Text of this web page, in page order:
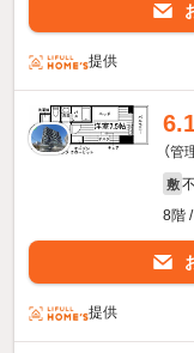
提供
（管
敷
8階
提供